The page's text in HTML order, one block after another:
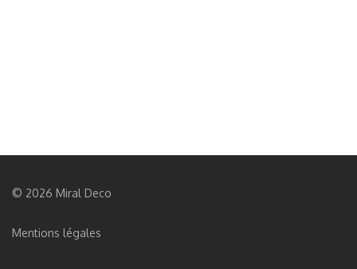
© 2026 Miral Deco
Mentions légales